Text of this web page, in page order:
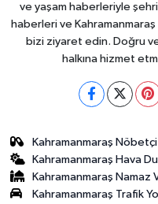
ve yaşam haberleriyle
haberleri ve
bizi ziyaret edin. Doğru
halkına hizmet
Kahramanmaraş
Kahramanmaraş Hava
Kahramanmaraş Namaz
Kahramanmaraş Trafik